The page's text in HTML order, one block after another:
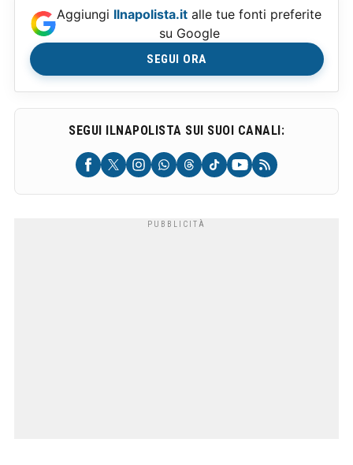
Aggiungi Ilnapolista.it alle tue fonti preferite
su Google
SEGUI ORA
SEGUI ILNAPOLISTA SUI SUOI CANALI: